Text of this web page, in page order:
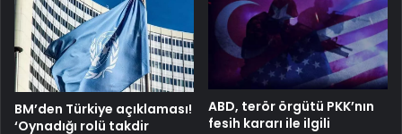
BM’den Türkiye açıklaması!
‘Oynadığı rolü takdir
ABD, terör örgütü PKK’nın
fesih kararı ile ilgili